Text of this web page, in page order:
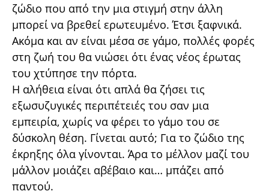
ζώδιο που από την μια στιγμή στην άλλη
μπορεί να βρεθεί ερωτευμένο. Έτσι ξαφνικά.
Ακόμα και αν είναι μέσα σε γάμο, πολλές φορές
στη ζωή του θα νιώσει ότι ένας νέος έρωτας
του χτύπησε την πόρτα.
Η αλήθεια είναι ότι απλά θα ζήσει τις
εξωσυζυγικές περιπέτειές του σαν μια
εμπειρία, χωρίς να φέρει το γάμο του σε
δύσκολη θέση. Γίνεται αυτό; Για το ζώδιο της
έκρηξης όλα γίνονται. Άρα το μέλλον μαζί του
μάλλον μοιάζει αβέβαιο και… μπάζει από
παντού.